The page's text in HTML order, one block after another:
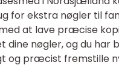
for ekstra nøgler til
at lave præcise
dine nøgler, og du har
og præcist fremstille